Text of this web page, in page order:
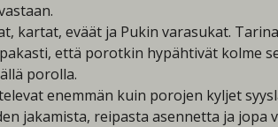
eväät ja Pukin varasukat.
että porotkin hypähtivät kolme
porolla.
enemmän kuin porojen kyljet
jakamista, reipasta asennetta ja jopa